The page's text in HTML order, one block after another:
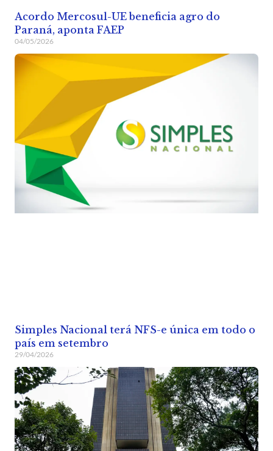
Acordo Mercosul-UE beneficia agro do
Paraná, aponta FAEP
04/05/2026
Simples Nacional terá NFS-e única em todo o
país em setembro
29/04/2026